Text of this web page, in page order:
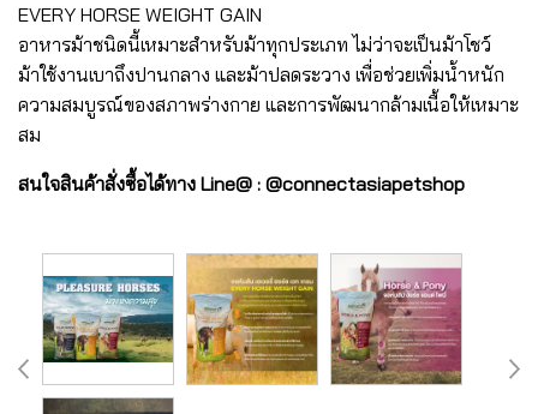
EVERY HORSE WEIGHT GAIN
อาหารม้าชนิดนี้เหมาะสำหรับม้าทุกประเภท ไม่ว่าจะเป็นม้าโชว์
ม้าใช้งานเบาถึงปานกลาง และม้าปลดระวาง เพื่อช่วยเพิ่มน้ำหนัก
ความสมบูรณ์ของสภาพร่างกาย และการพัฒนากล้ามเนื้อให้เหมาะ
สม
สนใจสินค้าสั่งซื้อได้ทาง Line@ : @connectasiapetshop